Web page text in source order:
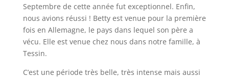
Septembre de cette année fut exceptionnel. Enfin,
nous avions réussi ! Betty est venue pour la première
fois en Allemagne, le pays dans lequel son père a
vécu. Elle est venue chez nous dans notre famille, à
Tessin.
C’est une période très belle, très intense mais aussi